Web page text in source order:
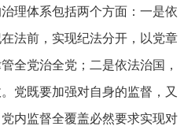
理体系包括两个方面：一是依
法前，实现纪法分开，以党章
全党治全党；二是依法治国，
党既要加强对自身的监督，又
内监督全覆盖必然要求实现对